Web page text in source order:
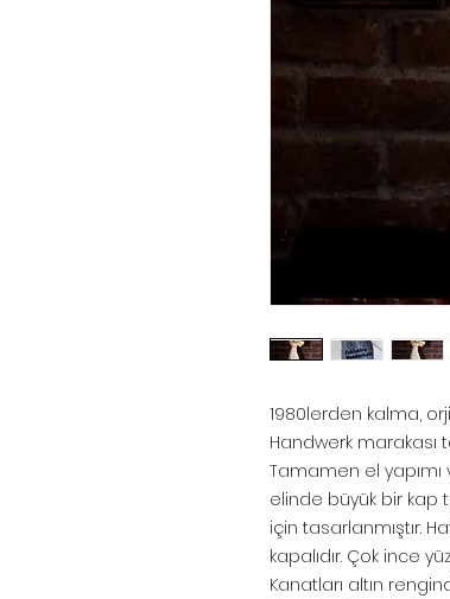
1980lerden kalma,
Handwerk marakası
Tamamen el
elinde büyük bir kap
için tasarlanmıştır.
kapalıdır. Çok ince
Kanatları altın